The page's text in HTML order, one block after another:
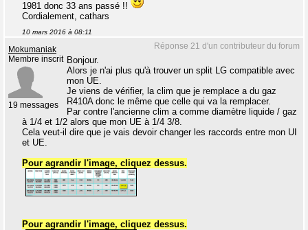
1981 donc 33 ans passé !!
Cordialement, cathars
10 mars 2016 à 08:11
Réponse 21 d'un contributeur du forum
Mokumaniak
Membre inscrit
19 messages
Bonjour.
Alors je n'ai plus qu'à trouver un split LG compatible avec
mon UE.
Je viens de vérifier, la clim que je remplace a du gaz
R410A donc le même que celle qui va la remplacer.
Par contre l'ancienne clim a comme diamètre liquide / gaz
à 1/4 et 1/2 alors que mon UE à 1/4 3/8.
Cela veut-il dire que je vais devoir changer les raccords entre mon UI
et UE.
Pour agrandir l'image, cliquez dessus.
Pour agrandir l'image, cliquez dessus.